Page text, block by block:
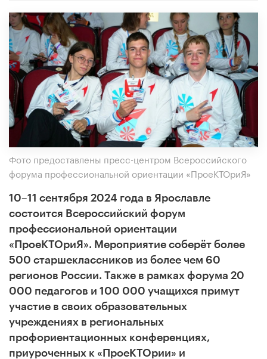
Фото предоставлены пресс-центром Всероссийского
форума профессиональной ориентации «ПроеКТОриЯ»
10–11 сентября 2024 года в Ярославле
состоится Всероссийский форум
профессиональной ориентации
«ПроеКТОриЯ». Мероприятие соберёт более
500 старшеклассников из более чем 60
регионов России. Также в рамках форума 20
000 педагогов и 100 000 учащихся примут
участие в своих образовательных
учреждениях в региональных
профориентационных конференциях,
приуроченных к «ПроеКТОрии» и